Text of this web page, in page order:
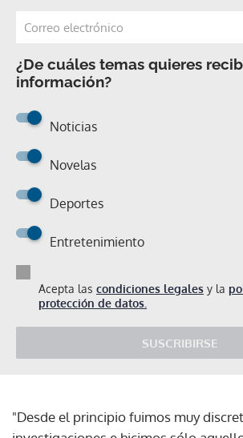
¿De cuáles temas quieres
información?
Noticias
Novelas
Deportes
Entretenimiento
Acepta las condiciones legales y la
protección de datos.
SUSCRIBIRSE
"Desde el principio fuimos muy